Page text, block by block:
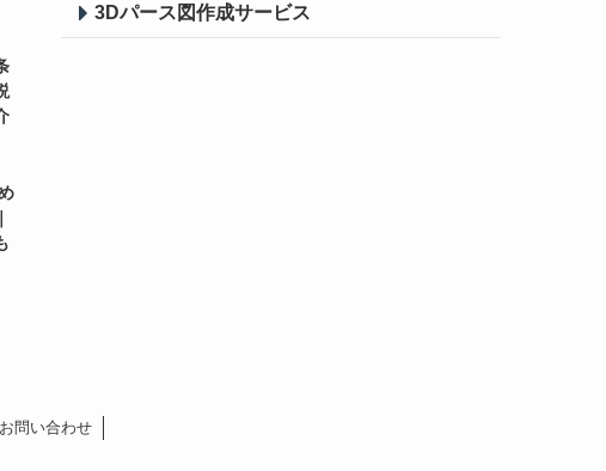
3Dパース図作成サービス
お問い合わせ